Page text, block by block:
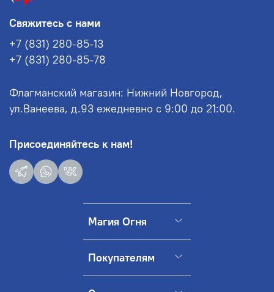
Магия Огня
Покупателям
Свяжитесь с нами
+7 (831) 280-85-13
+7 (831) 280-85-78
Флагманский магазин: Нижний Новгород,
ул.Ванеева, д.93 ежедневно с 9:00 до 21:00.
Присоединяйтесь к нам!